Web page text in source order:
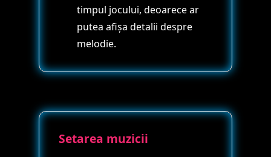
timpul jocului, deoarece ar
putea afișa detalii despre
melodie.
Setarea muzicii